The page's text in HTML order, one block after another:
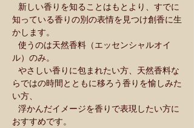
新しい香りを知ることはもとより、すでに
知っている香りの別の表情を見つけ創香に生
かします。
使うのは天然香料（エッセンシャルオイ
ル）のみ。
やさしい香りに包まれたい方、天然香料な
らではの時間とともに移ろう香りを愉しみた
い方、
浮かんだイメージを香りで表現したい方に
おすすめです。